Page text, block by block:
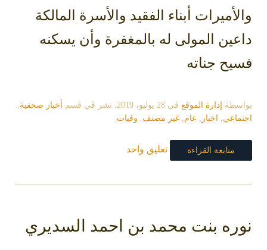
والأميرات أبناء الفقيد والأسرة المالكة
داعين المولى له بالمغفرة وأن يسكنه
فسيح جناته
بواسطة إدارة الموقع في 28 يوليو، 2019 . نشر في قسم أخبار صحفية
اجتماعي
اخبار عام غير مصنف وفيات
متابعة القراءة تعليق واحد
نوره بنت محمد بن احمد السديري